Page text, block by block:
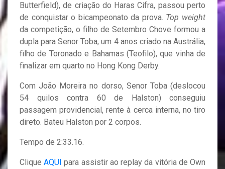
Butterfield), de criação do Haras Cifra, passou perto
de conquistar o bicampeonato da prova. Top weight
da competição, o filho de Setembro Chove formou a
dupla para Senor Toba, um 4 anos criado na Austrália,
filho de Toronado e Bahamas (Teofilo), que vinha de
finalizar em quarto no Hong Kong Derby.
Com João Moreira no dorso, Senor Toba (deslocou
54 quilos contra 60 de Halston) conseguiu
passagem providencial, rente à cerca interna, no tiro
direto. Bateu Halston por 2 corpos.
Tempo de 2:33.16.
CliqueAQUI para assistir ao replay da vitória de Own